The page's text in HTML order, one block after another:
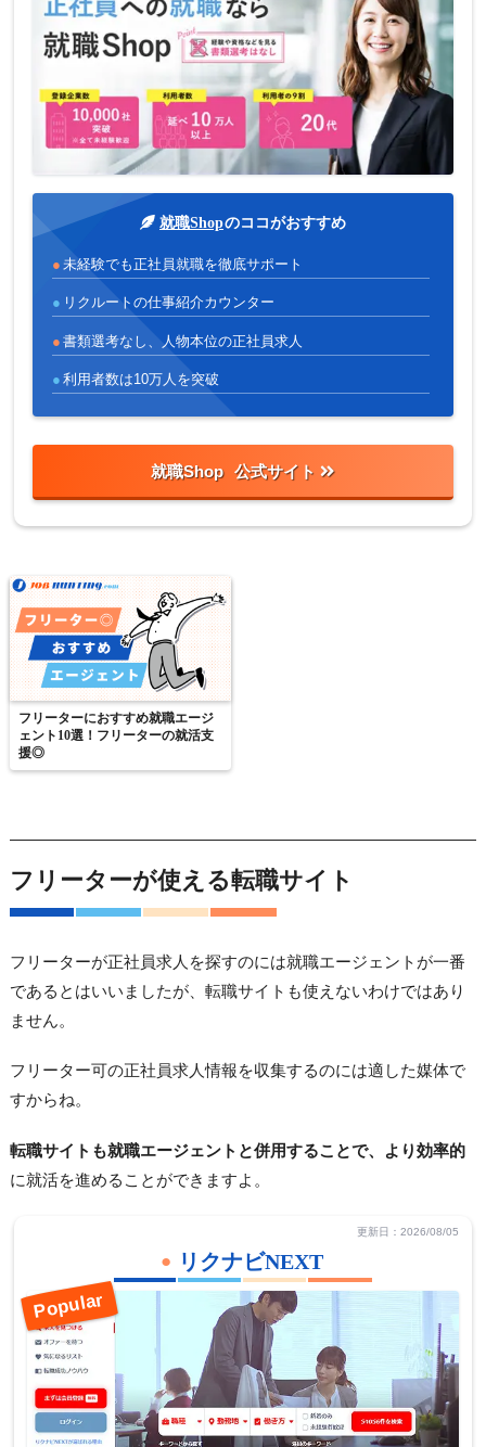
就職Shopのココがおすすめ
未経験でも正社員就職を徹底サポート
リクルートの仕事紹介カウンター
書類選考なし、人物本位の正社員求人
利用者数は10万人を突破
就職Shop
フリーターにおすすめ就職エージ
ェント10選！フリーターの就活支
援◎
フリーターが使える転職サイト
フリーターが正社員求人を探すのには就職エージェントが一番
であるとはいいましたが、転職サイトも使えないわけではあり
ません。
フリーター可の正社員求人情報を収集するのには適した媒体で
すからね。
転職サイトも就職エージェントと併用することで、より効率的
に就活を進めることができますよ。
更新日：2026/08/05
リクナビNEXT